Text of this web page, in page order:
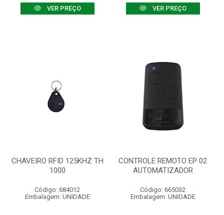
VER PREÇO VER PREÇO
CHAVEIRO RFID 125KHZ TH
1000
Código: 684012
Embalagem: UNIDADE
CONTROLE REMOTO EP 02
AUTOMATIZADOR
Código: 665032
Embalagem: UNIDADE